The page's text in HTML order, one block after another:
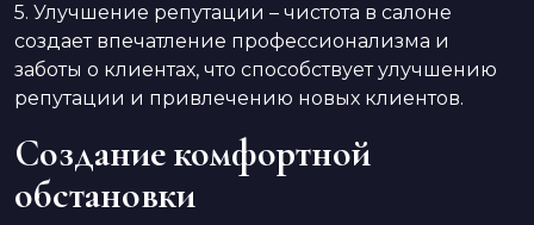
5. Улучшение репутации – чистота в салоне
создает впечатление профессионализма и
заботы о клиентах, что способствует улучшению
репутации и привлечению новых клиентов.
Создание комфортной
обстановки